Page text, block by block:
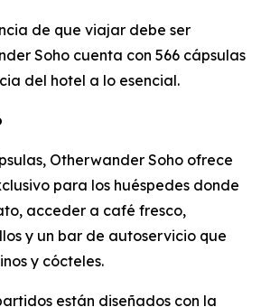
de que viajar debe ser
Soho cuenta con 566 cápsulas
del hotel a lo esencial.
Otherwander Soho ofrece
para los huéspedes donde
acceder a café fresco,
y un bar de autoservicio que
y cócteles.
están diseñados con la